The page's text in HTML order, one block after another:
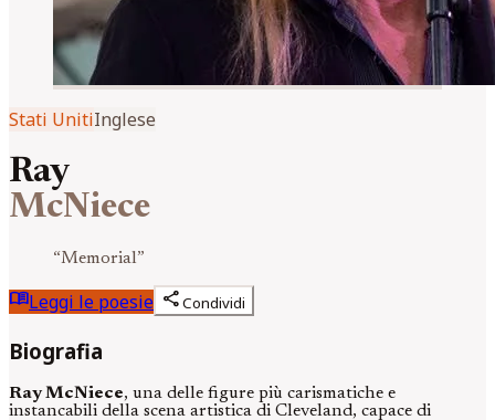
Stati UnitiInglese
Ray
McNiece
“Memorial”
menu_bookLeggi le poesie shareCondividi
Biografia
Ray McNiece, una delle figure più carismatiche e
instancabili della scena artistica di Cleveland, capace di